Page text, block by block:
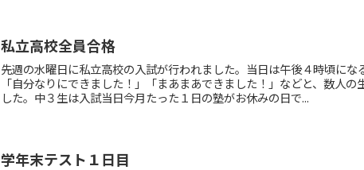
私立高校全員合格
先週の水曜日に私立高校の入試が行われました。当日は午後４時頃にな
「自分なりにできました！」「まあまあできました！」などと、数人
した。中３生は入試当日今月たった１日の塾がお休みの日で...
学年末テスト１日目